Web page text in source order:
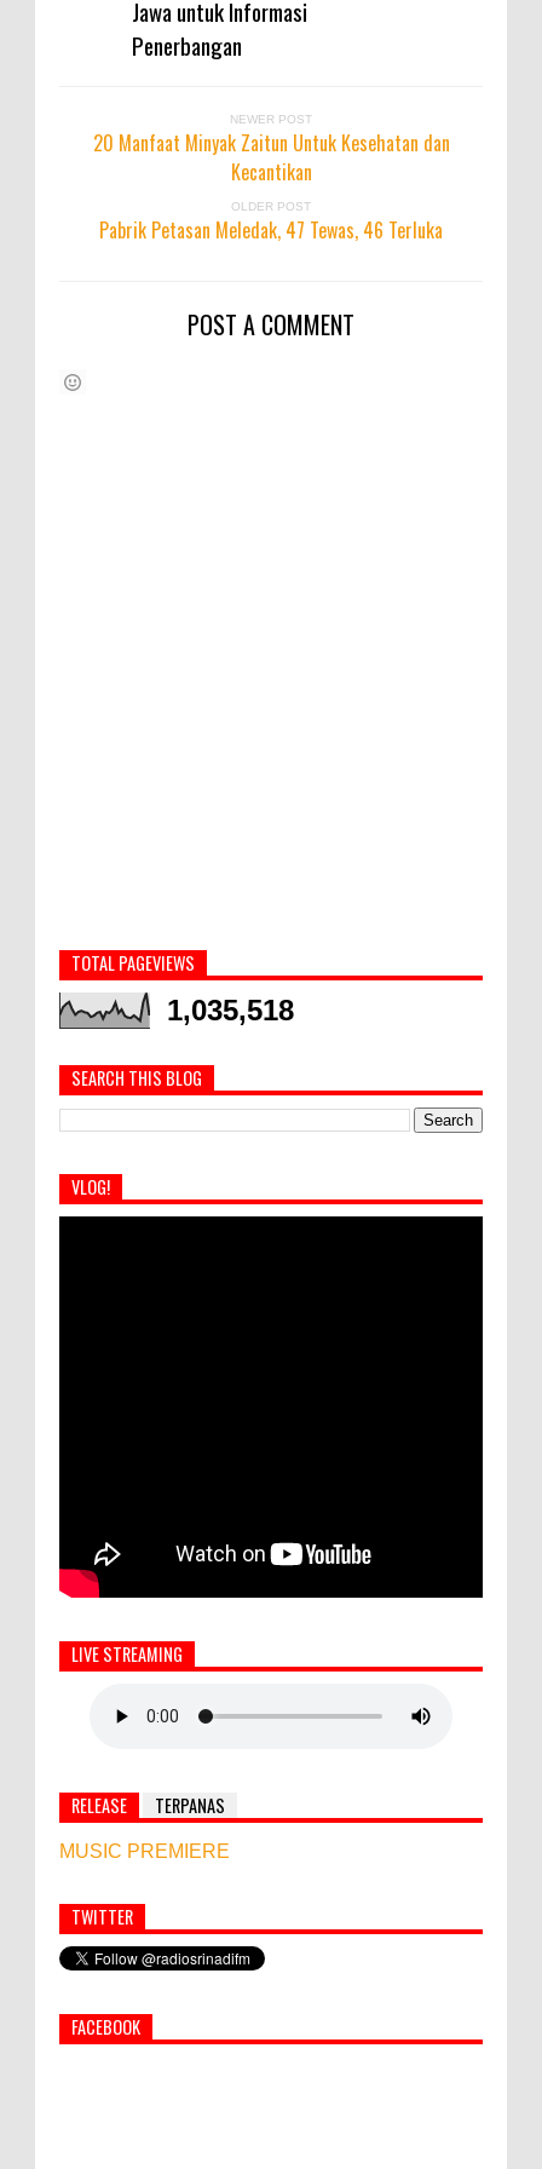
Jawa untuk Informasi
Penerbangan
NEWER POST
20 Manfaat Minyak Zaitun Untuk Kesehatan dan
Kecantikan
OLDER POST
Pabrik Petasan Meledak, 47 Tewas, 46 Terluka
POST A COMMENT
TOTAL PAGEVIEWS
1,035,518
SEARCH THIS BLOG
VLOG!
LIVE STREAMING
RELEASE TERPANAS
MUSIC PREMIERE
Simbol Persahabatan, RI Bangun Islamic Centre di
Afghanistan
PEMKAB KLUNGKUNG GELAR PASAR
TWITTER
FACEBOOK